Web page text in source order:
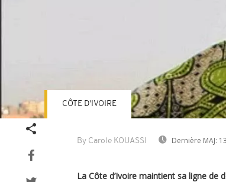
By Carole KOUASSI Dernière MAJ:
CÔTE D'IVOIRE
La Côte d’Ivoire maintient sa ligne de